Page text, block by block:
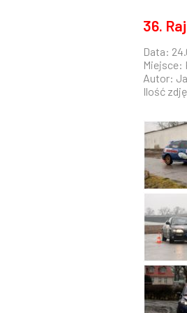
36.
Data:
Miejsce:
Autor:
Ilość